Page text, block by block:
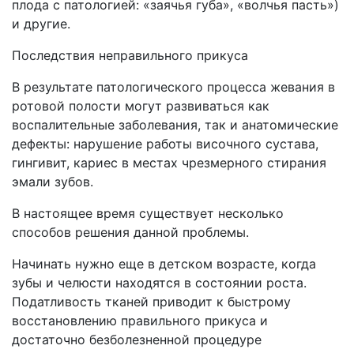
плода с патологией: «заячья губа», «волчья пасть»)
и другие.
Последствия неправильного прикуса
В результате патологического процесса жевания в
ротовой полости могут развиваться как
воспалительные заболевания, так и анатомические
дефекты: нарушение работы височного сустава,
гингивит, кариес в местах чрезмерного стирания
эмали зубов.
В настоящее время существует несколько
способов решения данной проблемы.
Начинать нужно еще в детском возрасте, когда
зубы и челюсти находятся в состоянии роста.
Податливость тканей приводит к быстрому
восстановлению правильного прикуса и
достаточно безболезненной процедуре